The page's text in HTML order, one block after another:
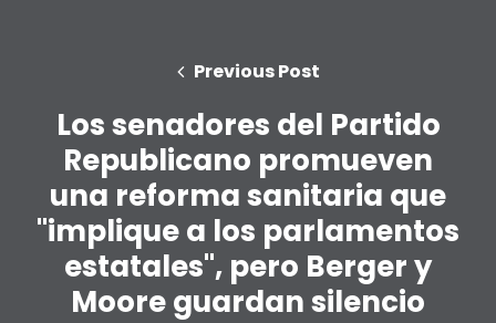
Previous Post
Los senadores del Partido
Republicano promueven
una reforma sanitaria que
"implique a los parlamentos
estatales", pero Berger y
Moore guardan silencio